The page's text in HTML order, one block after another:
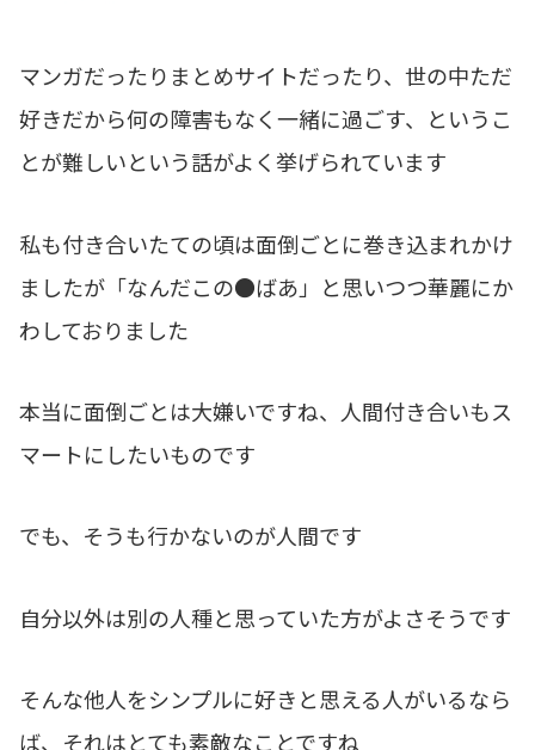
マンガだったりまとめサイトだったり、世の中ただ
好きだから何の障害もなく一緒に過ごす、というこ
とが難しいという話がよく挙げられています
私も付き合いたての頃は面倒ごとに巻き込まれかけ
ましたが「なんだこの●ばあ」と思いつつ華麗にか
わしておりました
本当に面倒ごとは大嫌いですね、人間付き合いもス
マートにしたいものです
でも、そうも行かないのが人間です
自分以外は別の人種と思っていた方がよさそうです
そんな他人をシンプルに好きと思える人がいるなら
ば、それはとても素敵なことですね